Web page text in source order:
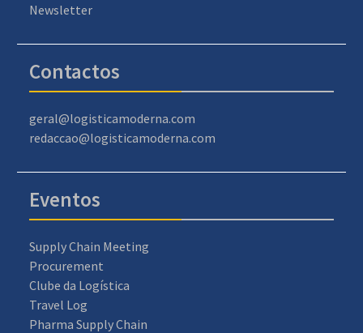
Newsletter
Contactos
geral@logisticamoderna.com
redaccao@logisticamoderna.com
Eventos
Supply Chain Meeting
Procurement
Clube da Logística
Travel Log
Pharma Supply Chain